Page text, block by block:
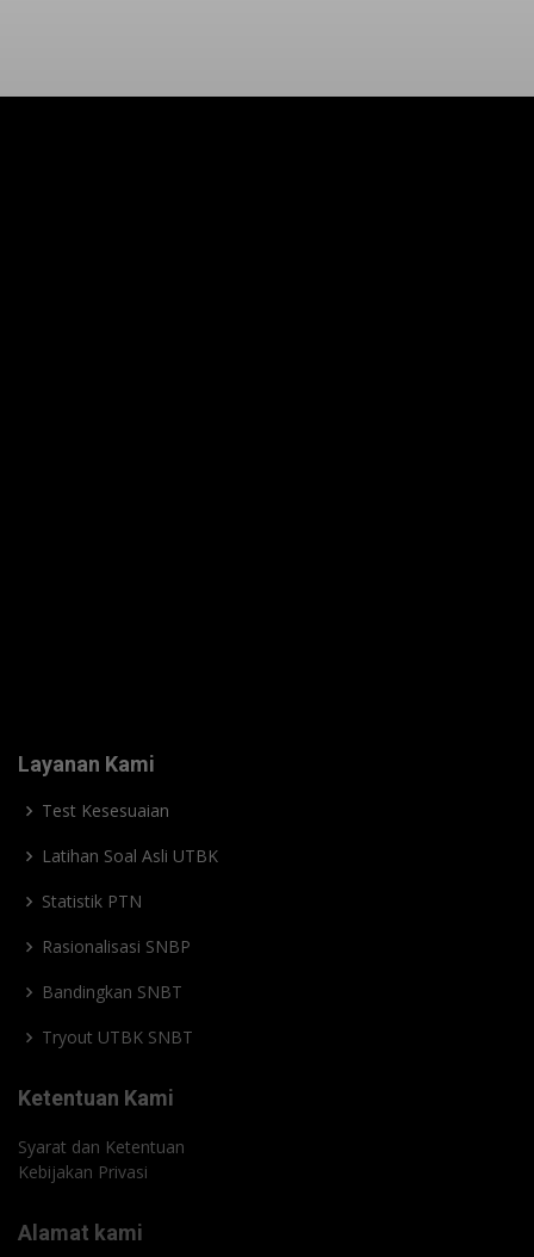
Layanan Kami
Test Kesesuaian
Latihan Soal Asli UTBK
Statistik PTN
Rasionalisasi SNBP
Bandingkan SNBT
Tryout UTBK SNBT
Ketentuan Kami
Syarat dan Ketentuan
Kebijakan Privasi
Alamat kami